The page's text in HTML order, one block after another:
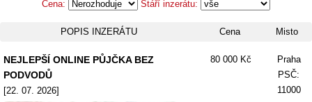
Cena:
Stáří inzerátu:
POPIS INZERÁTU Cena Misto
NEJLEPŠÍ ONLINE PŮJČKA BEZ
PODVODŮ
[22. 07. 2026]
80 000 Kč
Praha
PSČ:
11000